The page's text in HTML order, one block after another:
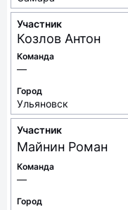
Участник
Козлов Антон
Команда
—
Город
Ульяновск
Участник
Майнин Роман
Команда
—
Город